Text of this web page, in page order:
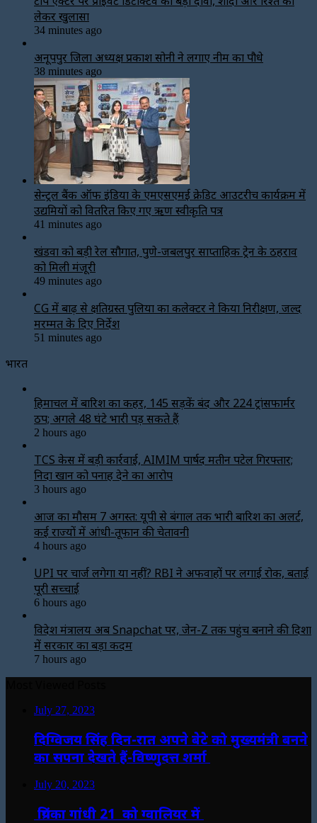
लेकर खुलासा
34 minutes ago
अनूपपुर जिला अध्यक्ष प्रकाश सोनी ने लगाए नीम का पौधे
38 minutes ago
सेन्ट्रल बैंक ऑफ इंडिया के एमएसएमई क्रेडिट आउटरीच कार्यक्रम में
उद्यमियों को वितरित किए गए ऋण स्वीकृति पत्र
41 minutes ago
खंडवा को बड़ी रेल सौगात, पुणे-जबलपुर साप्ताहिक ट्रेन के ठहराव
को मिली मंजूरी
49 minutes ago
CG में बाढ़ से क्षतिग्रस्त पुलिया का कलेक्टर ने किया निरीक्षण, जल्द
मरम्मत के दिए निर्देश
51 minutes ago
भारत
हिमाचल में बारिश का कहर, 145 सड़कें बंद और 224 ट्रांसफार्मर
ठप; अगले 48 घंटे भारी पड़ सकते हैं
2 hours ago
TCS केस में बड़ी कार्रवाई, AIMIM पार्षद मतीन पटेल गिरफ्तार;
निदा खान को पनाह देने का आरोप
3 hours ago
आज का मौसम 7 अगस्त: यूपी से बंगाल तक भारी बारिश का अलर्ट,
कई राज्यों में आंधी-तूफान की चेतावनी
4 hours ago
UPI पर चार्ज लगेगा या नहीं? RBI ने अफवाहों पर लगाई रोक, बताई
पूरी सच्चाई
6 hours ago
विदेश मंत्रालय अब Snapchat पर, जेन-Z तक पहुंच बनाने की दिशा
में सरकार का बड़ा कदम
7 hours ago
July 27, 2023
दिग्विजय सिंह दिन-रात अपने बेटे को मुख्यमंत्री बनने
का सपना देखते हैं-विष्णुदत्त शर्मा
July 20, 2023
प्रियंका गांधी 21 को ग्वालियर में